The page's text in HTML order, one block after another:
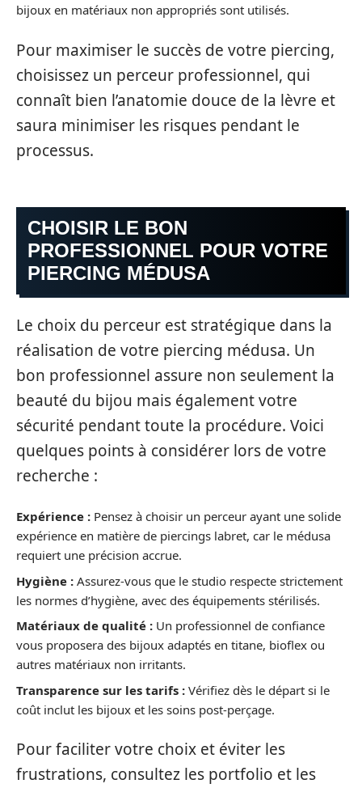
bijoux en matériaux non appropriés sont utilisés.
Pour maximiser le succès de votre piercing,
choisissez un perceur professionnel, qui
connaît bien l’anatomie douce de la lèvre et
saura minimiser les risques pendant le
processus.
CHOISIR LE BON
PROFESSIONNEL POUR VOTRE
PIERCING MÉDUSA
Le choix du perceur est stratégique dans la
réalisation de votre piercing médusa. Un
bon professionnel assure non seulement la
beauté du bijou mais également votre
sécurité pendant toute la procédure. Voici
quelques points à considérer lors de votre
recherche :
Expérience : Pensez à choisir un perceur ayant une solide
expérience en matière de piercings labret, car le médusa
requiert une précision accrue.
Hygiène : Assurez-vous que le studio respecte strictement
les normes d’hygiène, avec des équipements stérilisés.
Matériaux de qualité : Un professionnel de confiance
vous proposera des bijoux adaptés en titane, bioflex ou
autres matériaux non irritants.
Transparence sur les tarifs : Vérifiez dès le départ si le
coût inclut les bijoux et les soins post-perçage.
Pour faciliter votre choix et éviter les
frustrations, consultez les portfolio et les